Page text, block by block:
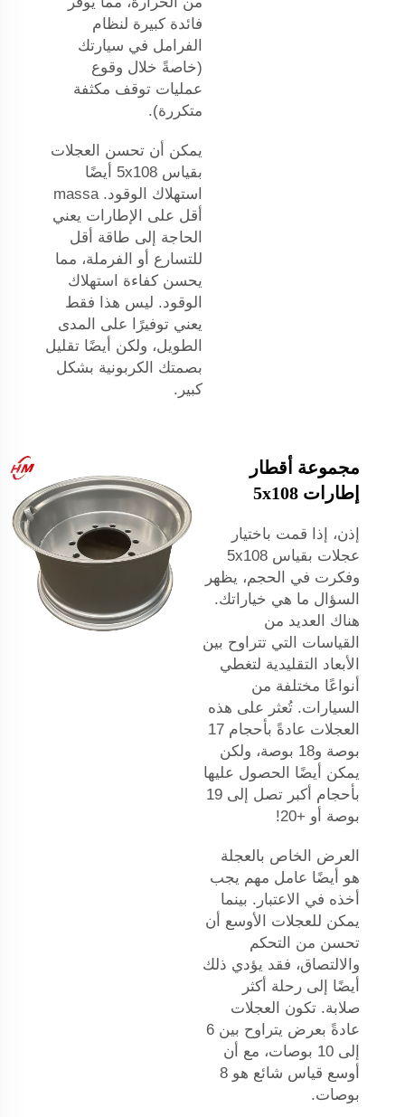
فائدة كبيرة لنظام
الفرامل في سيارتك
(خاصةً خلال وقوع
عمليات توقف مكثفة
متكررة).
يمكن أن تحسن العجلات
بقياس 5x108 أيضًا
استهلاك الوقود. massa
أقل على الإطارات يعني
الحاجة إلى طاقة أقل
للتسارع أو الفرملة، مما
يحسن كفاءة استهلاك
الوقود. ليس هذا فقط
يعني توفيرًا على المدى
الطويل، ولكن أيضًا تقليل
بصمتك الكربونية بشكل
كبير.
مجموعة أقطار
إطارات 5x108
إذن، إذا قمت باختيار
عجلات بقياس 5x108
وفكرت في الحجم، يظهر
السؤال ما هي خياراتك.
هناك العديد من
القياسات التي تتراوح بين
الأبعاد التقليدية لتغطي
أنواعًا مختلفة من
السيارات. تُعثر على هذه
العجلات عادةً بأحجام 17
بوصة و18 بوصة، ولكن
يمكن أيضًا الحصول عليها
بأحجام أكبر تصل إلى 19
بوصة أو +20!
العرض الخاص بالعجلة
هو أيضًا عامل مهم يجب
أخذه في الاعتبار. بينما
يمكن للعجلات الأوسع أن
تحسن من التحكم
والالتصاق، فقد يؤدي ذلك
أيضًا إلى رحلة أكثر
صلابة. تكون العجلات
عادةً بعرض يتراوح بين 6
إلى 10 بوصات، مع أن
أوسع قياس شائع هو 8
بوصات.